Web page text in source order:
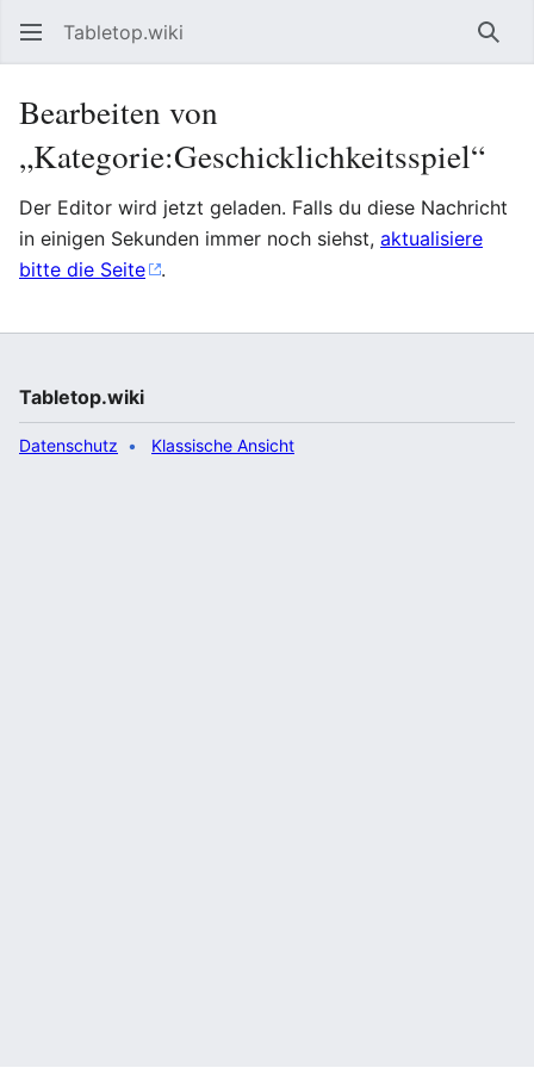
Tabletop.wiki
Bearbeiten von
„Kategorie:Geschicklichkeitsspiel“
Der Editor wird jetzt geladen. Falls du diese Nachricht
in einigen Sekunden immer noch siehst, aktualisiere
bitte die Seite
.
Tabletop.wiki
Datenschutz Klassische Ansicht